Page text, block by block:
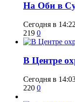
​На Оби в
Сегодня в 14:22
219 0
​В Центре
Сегодня в
220 0